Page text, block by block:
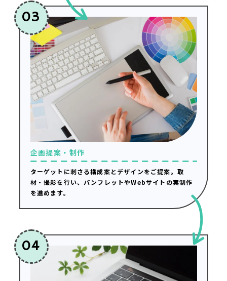
03
企画提案・制作
ターゲットに刺さる構成案とデザインをご提案。取
材・撮影を行い、パンフレットやWebサイトの実制作
を進めます。
04